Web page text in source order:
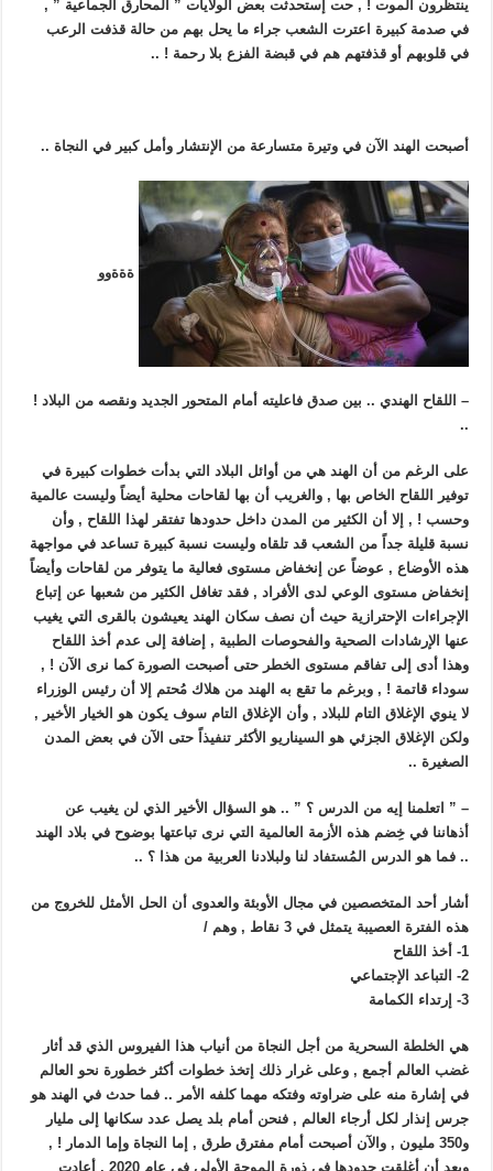
ينتظرون الموت ! , حت إستحدثت بعض الولايات ” المحارق الجماعية ” ,
في صدمة كبيرة اعترت الشعب جراء ما يحل بهم من حالة قذفت الرعب
في قلوبهم أو قذفتهم هم في قبضة الفزع بلا رحمة ! ..
أصبحت الهند الآن في وتيرة متسارعة من الإنتشار وأمل كبير في النجاة ..
ةةةوو
– اللقاح الهندي .. بين صدق فاعليته أمام المتحور الجديد ونقصه من البلاد !
..
على الرغم من أن الهند هي من أوائل البلاد التي بدأت خطوات كبيرة في
توفير اللقاح الخاص بها , والغريب أن بها لقاحات محلية أيضاً وليست عالمية
وحسب ! , إلا أن الكثير من المدن داخل حدودها تفتقر لهذا اللقاح , وأن
نسبة قليلة جداً من الشعب قد تلقاه وليست نسبة كبيرة تساعد في مواجهة
هذه الأوضاع , عوضاً عن إنخفاض مستوى فعالية ما يتوفر من لقاحات وأيضاً
إنخفاض مستوى الوعي لدى الأفراد , فقد تغافل الكثير من شعبها عن إتباع
الإجراءات الإحترازية حيث أن نصف سكان الهند يعيشون بالقرى التي يغيب
عنها الإرشادات الصحية والفحوصات الطبية , إضافة إلى عدم أخذ اللقاح
وهذا أدى إلى تفاقم مستوى الخطر حتى أصبحت الصورة كما نرى الآن ! ,
سوداء قاتمة ! , وبرغم ما تقع به الهند من هلاك مُحتم إلا أن رئيس الوزراء
لا ينوي الإغلاق التام للبلاد , وأن الإغلاق التام سوف يكون هو الخيار الأخير ,
ولكن الإغلاق الجزئي هو السيناريو الأكثر تنفيذاً حتى الآن في بعض المدن
الصغيرة ..
– ” اتعلمنا إيه من الدرس ؟ ” .. هو السؤال الأخير الذي لن يغيب عن
أذهاننا في خِضم هذه الأزمة العالمية التي نرى تباعتها بوضوح في بلاد الهند
.. فما هو الدرس المُستفاد لنا ولبلادنا العربية من هذا ؟ ..
أشار أحد المتخصصين في مجال الأوبئة والعدوى أن الحل الأمثل للخروج من
هذه الفترة العصيبة يتمثل في 3 نقاط , وهم /
1- أخذ اللقاح
2- التباعد الإجتماعي
3- إرتداء الكمامة
هي الخلطة السحرية من أجل النجاة من أنياب هذا الفيروس الذي قد أثار
غضب العالم أجمع , وعلى غرار ذلك إتخذ خطوات أكثر خطورة نحو العالم
في إشارة منه على ضراوته وفتكه مهما كلفه الأمر .. فما حدث في الهند هو
جرس إنذار لكل أرجاء العالم , فنحن أمام بلد يصل عدد سكانها إلى مليار
و350 مليون , والآن أصبحت أمام مفترق طرق , إما النجاة وإما الدمار ! ,
وبعد أن أغلقت حدودها في ذورة الموجة الأولى في عام 2020 , أعادت